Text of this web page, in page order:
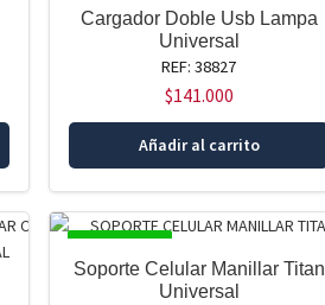
Cargador Doble Usb Lampa
Universal
REF: 38827
$141.000
Añadir al carrito
DISPONIBLE
Soporte Celular Manillar Titan
Universal